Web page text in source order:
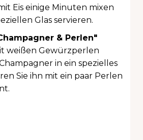
Eis einige Minuten mixen
Glas servieren.
& Perlen"
weißen Gewürzperlen
in ein spezielles
Sie ihn mit ein paar Perlen